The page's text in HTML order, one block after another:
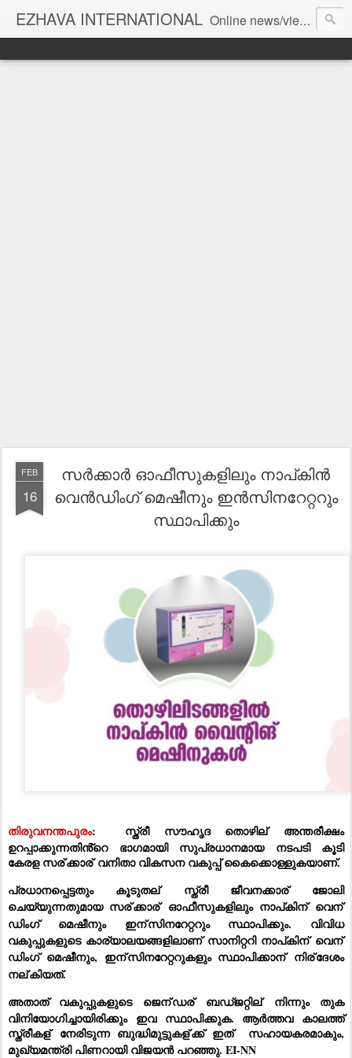
EZHAVA INTERNATIONAL Online news/views JOURNAL... Connecting the community worldwide Editorial Director: Prem Chandran
FEB
16
സര്‍ക്കാര്‍ ഓഫീസുകളിലും നാപ്കിന്‍
വെന്‍ഡിംഗ് മെഷീനും ഇന്‍സിനറേറ്ററും
സ്ഥാപിക്കും
തിരുവനന്തപുരം: സ്ത്രീ സൗഹൃദ തൊഴില് അന്തരീക്ഷം
ഉറപ്പാക്കുന്നതിൻ്റെ ഭാഗമായി സുപ്രധാനമായ നടപടി കൂടി
കേരള സര്ക്കാര് വനിതാ വികസന വകുപ്പ് കൈക്കൊള്ളുകയാണ്.
പ്രധാനപ്പെട്ടതും കൂടുതല് സ്ത്രീ ജീവനക്കാര് ജോലി
ചെയ്യുന്നതുമായ സര്ക്കാര് ഓഫീസുകളിലും നാപ്കിന് വെന്
ഡിംഗ് മെഷീനും ഇന്സിനറേറ്ററും സ്ഥാപിക്കും. വിവിധ
വകുപ്പുകളുടെ കാര്യാലയങ്ങളിലാണ് സാനിറ്ററി നാപ്കിന് വെന്
ഡിംഗ് മെഷീനും, ഇന്സിനറേറ്ററുകളും സ്ഥാപിക്കാന് നിര്ദേശം
നല്കിയത്.
അതാത് വകുപ്പുകളുടെ ജെന്ഡര് ബഡ്ജറ്റില് നിന്നും തുക
വിനിയോഗിച്ചായിരിക്കും ഇവ സ്ഥാപിക്കുക. ആർത്തവ കാലത്ത്
സ്ത്രീകള് നേരിടുന്ന ബുദ്ധിമുട്ടുകള്
മുഖ്യമന്ത്രി പിണറായി വിജയൻ പറഞ്ഞു. EI-NN